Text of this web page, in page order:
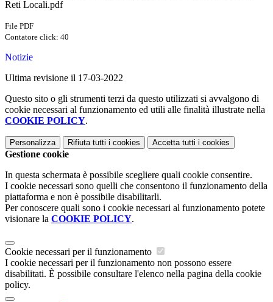
Reti Locali.pdf
File PDF
Contatore click: 40
Notizie
Ultima revisione il 17-03-2022
Questo sito o gli strumenti terzi da questo utilizzati si avvalgono di
cookie necessari al funzionamento ed utili alle finalità illustrate nella
COOKIE POLICY.
Personalizza Rifiuta tutti i cookies Accetta tutti i cookies
Gestione cookie
In questa schermata è possibile scegliere quali cookie consentire.
I cookie necessari sono quelli che consentono il funzionamento della
piattaforma e non è possibile disabilitarli.
Per conoscere quali sono i cookie necessari al funzionamento potete
visionare la COOKIE POLICY.
Cookie necessari per il funzionamento
I cookie necessari per il funzionamento non possono essere
disabilitati. È possibile consultare l'elenco nella pagina della cookie
policy.